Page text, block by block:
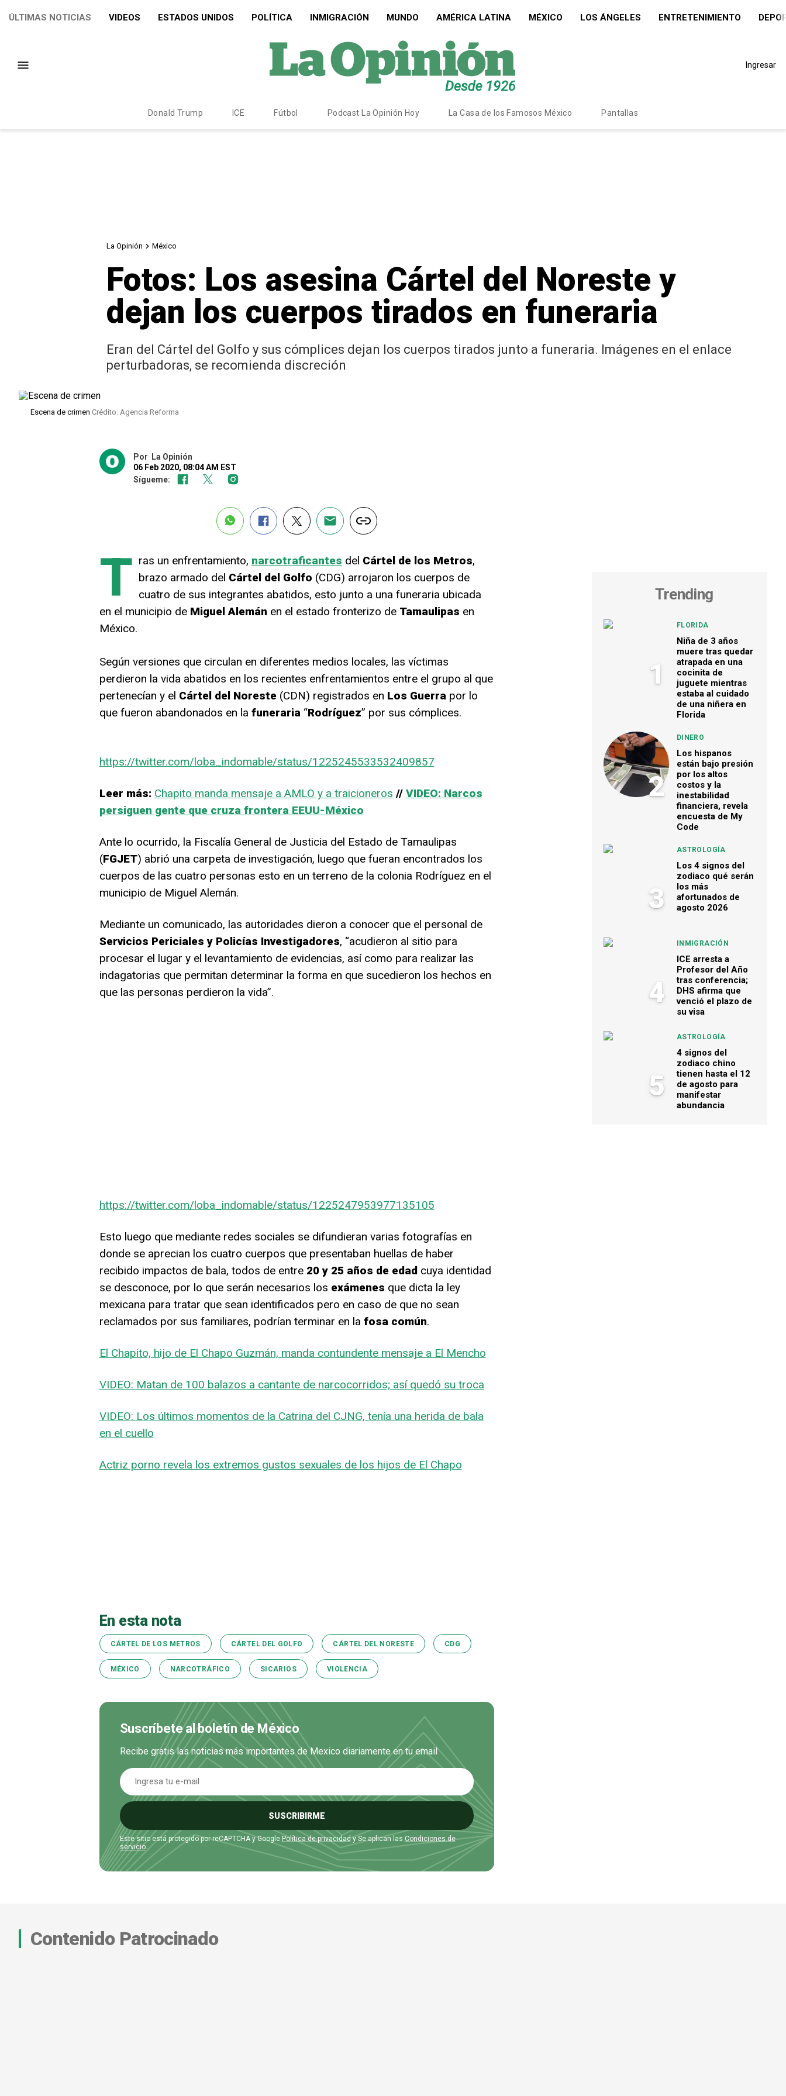
ÚLTIMAS NOTICIAS VIDEOS ESTADOS UNIDOS POLÍTICA INMIGRACIÓN MUNDO AMÉRICA LATINA MÉXICO LOS ÁNGELES ENTRETENIMIENTO
Ingresar
Donald Trump ICE Fútbol Podcast La Opinión Hoy La Casa de los Famosos México Pantallas
La Opinión México
Fotos: Los asesina Cártel del Noreste y
dejan los cuerpos tirados en funeraria
Eran del Cártel del Golfo y sus cómplices dejan los cuerpos tirados junto a funeraria. Imágenes en el enlace
perturbadoras, se recomienda discreción
Escena de crimen Crédito: Agencia Reforma
Por
La Opinión
06 Feb 2020, 08:04 AM EST
Sígueme:
T ras un enfrentamiento, narcotraficantes del Cártel de los Metros,
brazo armado del Cártel del Golfo (CDG) arrojaron los cuerpos de
cuatro de sus integrantes abatidos, esto junto a una funeraria ubicada
en el municipio de Miguel Alemán en el estado fronterizo de Tamaulipas en
México.
Según versiones que circulan en diferentes medios locales, las víctimas
perdieron la vida abatidos en los recientes enfrentamientos entre el grupo al que
pertenecían y el Cártel del Noreste(CDN) registrados en Los Guerrapor lo
que fueron abandonados en la funeraria“Rodríguez” por sus cómplices.
https://twitter.com/loba_indomable/status/1225245533532409857
Leer más: Chapito manda mensaje a AMLO y a traicioneros // VIDEO: Narcos
persiguen gente que cruza frontera EEUU-México
Ante lo ocurrido, la Fiscalía General de Justicia del Estado de Tamaulipas
(FGJET) abrió una carpeta de investigación, luego que fueran encontrados los
cuerpos de las cuatro personas esto en un terreno de la colonia Rodríguez en el
municipio de Miguel Alemán.
Mediante un comunicado, las autoridades dieron a conocer que el personal de
Servicios Periciales y Policías Investigadores, “acudieron al sitio para
procesar el lugar y el levantamiento de evidencias, así como para realizar las
indagatorias que permitan determinar la forma en que sucedieron los hechos en
que las personas perdieron la vida”.
https://twitter.com/loba_indomable/status/1225247953977135105
Esto luego que mediante redes sociales se difundieran varias fotografías en
donde se aprecian los cuatro cuerpos que presentaban huellas de haber
recibido impactos de bala, todos de entre 20 y 25 años de edadcuya identidad
se desconoce, por lo que serán necesarios los exámenes que dicta la ley
mexicana para tratar que sean identificados pero en caso de que no sean
reclamados por sus familiares, podrían terminar en la fosa común.
El Chapito, hijo de El Chapo Guzmán, manda contundente mensaje a El Mencho
VIDEO: Matan de 100 balazos a cantante de narcocorridos; así quedó su troca
VIDEO: Los últimos momentos de la Catrina del CJNG, tenía una herida de bala
en el cuello
Actriz porno revela los extremos gustos sexuales de los hijos de El Chapo
En esta nota
CÁRTEL DE LOS METROS CÁRTEL DEL GOLFO CÁRTEL DEL NORESTE CDG
MÉXICO NARCOTRÁFICO SICARIOS VIOLENCIA
Suscríbete al boletín de México
Recibe gratis las noticias más importantes de Mexico diariamente en tu email
SUSCRIBIRME
Este sitio está protegido por reCAPTCHA y Google Política de privacidady Se aplican las Condiciones de
servicio.
Trending
1
FLORIDA
Niña de 3 años
muere tras quedar
atrapada en una
cocinita de
juguete mientras
estaba al cuidado
de una niñera en
Florida
2
DINERO
Los hispanos
están bajo presión
por los altos
costos y la
inestabilidad
financiera, revela
encuesta de My
Code
3
ASTROLOGÍA
Los 4 signos del
zodiaco qué serán
los más
afortunados de
agosto 2026
4
INMIGRACIÓN
ICE arresta a
Profesor del Año
tras conferencia;
DHS afirma que
venció el plazo de
su visa
5
ASTROLOGÍA
4 signos del
zodiaco chino
tienen hasta el 12
de agosto para
manifestar
abundancia
Contenido Patrocinado